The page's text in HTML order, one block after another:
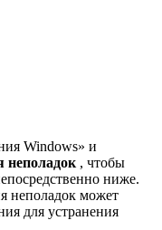
Windows» и
неполадок , чтобы
ниже.
неполадок может
для устранения